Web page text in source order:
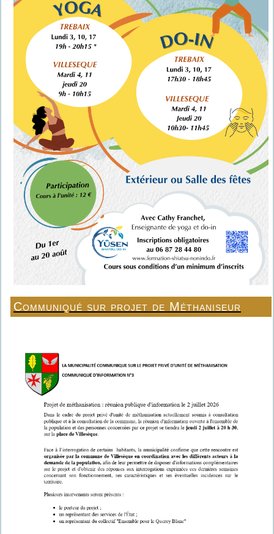
Communiqué sur projet de Méthaniseur